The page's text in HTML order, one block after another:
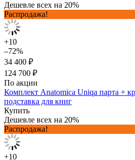
Дешевле всех на 20%
Распродажа!
+10
–72%
34 400 ₽
124 700 ₽
По акции
Комплект Anatomica Uniqa парта +
подставка для книг
Купить
Дешевле всех на 20%
Распродажа!
+10